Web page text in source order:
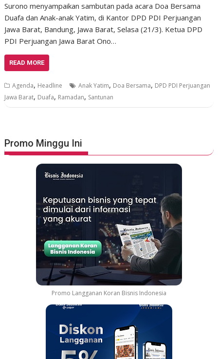
Surono menyampaikan sambutan pada acara Doa Bersama
Duafa dan Anak-anak Yatim, di Kantor DPD PDI Perjuangan
Jawa Barat, Bandung, Jawa Barat, Selasa (21/3). Ketua DPD
PDI Perjuangan Jawa Barat Ono…
READ MORE
Agenda, Headline Anak Yatim, Doa Bersama, DPD PDI Perjuangan
Jawa Barat, Duafa, Ramadan, Santunan
Promo Minggu Ini
Promo Langganan Koran Bisnis Indonesia